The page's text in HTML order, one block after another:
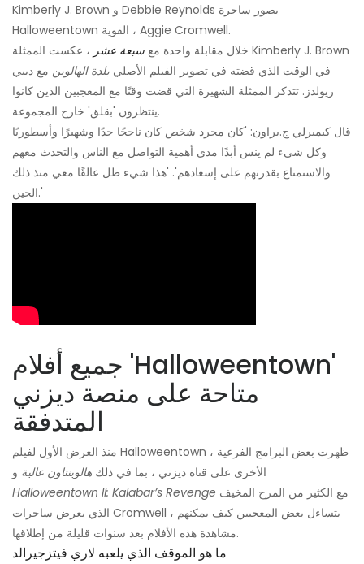
Kimberly J. Brown و Debbie Reynolds يصور ساحرة
Halloweentown القوية ، Aggie Cromwell.
خلال مقابلة واحدة مع سبعة عشر ، عكست الممثلة Kimberly J. Brown
في الوقت الذي قضته في تصوير الفيلم الأصلي بلدة الهالوين مع ديبي
ريولدز. تتذكر الممثلة الشهيرة التي قضت وقتًا مع المعجبين الذين كانوا
ينتظرون 'بقلق' خارج المجموعة.
قال كيمبرلي ج.براون: 'كان مجرد شخص كان ناجحًا جدًا وشهيرًا وأسطوريًا
وكل شيء لم ينس أبدًا مدى أهمية التواصل مع الناس والتحدث معهم
والاستمتاع بقدرتهم على إسعادهم'. 'هذا شيء ظل عالقًا معي منذ ذلك
الحين.'
جميع أفلام 'Halloweentown'
متاحة على منصة ديزني
المتدفقة
منذ العرض الأول لفيلم Halloweentown ، ظهرت بعض البرامج الفرعية
الأخرى على قناة ديزني ، بما في ذلك هالوينتاون عالية و
Halloweentown II: Kalabar’s Revenge
الذي يعرض ساحرات Cromwell ، يتساءل بعض المعجبين كيف يمكنهم
مشاهدة هذه الأفلام بعد سنوات قليلة من إطلاقها.
ما هو الموقف الذي يلعبه لاري فيتزجيرالد